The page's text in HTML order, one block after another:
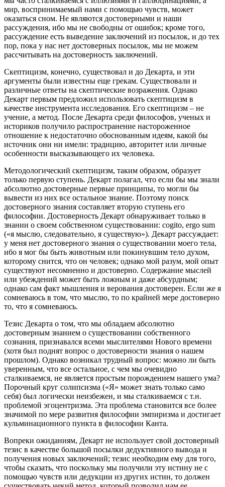
мир, воспринимаемый нами с помощью чувств, может
оказаться сном. Не являются достоверными и наши
рассуждения, ибо мы не свободны от ошибок; кроме того,
рассуждение есть выведение заключений из посылок, и до тех
пор, пока у нас нет достоверных посылок, мы не можем
рассчитывать на достоверность заключений.
Скептицизм, конечно, существовал и до Декарта, и эти
аргументы были известны еще грекам. Существовали и
различные ответы на скептические возражения. Однако
Декарт первым предложил использовать скептицизм в
качестве инструмента исследования. Его скептицизм – не
учение, а метод. После Декарта среди философов, ученых и
историков получило распространение настороженное
отношение к недостаточно обоснованным идеям, какой бы
источник они ни имели: традицию, авторитет или личные
особенности высказывающего их человека.
Методологический скептицизм, таким образом, образует
только первую ступень. Декарт полагал, что если бы мы знали
абсолютно достоверные первые принципы, то могли бы
вывести из них все остальное знание. Поэтому поиск
достоверного знания составляет вторую ступень его
философии. Достоверность Декарт обнаруживает только в
знании о своем собственном существовании: cogito, ergo sum
(«я мыслю, следовательно, я существую»). Декарт рассуждает:
у меня нет достоверного знания о существовании моего тела,
ибо я мог бы быть животным или покинувшим тело духом,
которому снится, что он человек; однако мой разум, мой опыт
существуют несомненно и достоверно. Содержание мыслей
или убеждений может быть ложным и даже абсурдным;
однако сам факт мышления и верования достоверен. Если же я
сомневаюсь в том, что мыслю, то по крайней мере достоверно
то, что я сомневаюсь.
Тезис Декарта о том, что мы обладаем абсолютно
достоверным знанием о существовании собственного
сознания, признавался всеми мыслителями Нового времени
(хотя был поднят вопрос о достоверности знания о нашем
прошлом). Однако возникал трудный вопрос: можно ли быть
уверенным, что все остальное, с чем мы очевидно
сталкиваемся, не является простым порождением нашего ума?
Порочный круг солипсизма («Я» может знать только само
себя) был логически неизбежен, и мы сталкиваемся с т.н.
проблемой эгоцентризма. Эта проблема становится все более
значимой по мере развития философии эмпиризма и достигает
кульминационного пункта в философии Канта.
Вопреки ожиданиям, Декарт не использует свой достоверный
тезис в качестве большой посылки дедуктивного вывода и
получения новых заключений; тезис необходим ему для того,
чтобы сказать, что поскольку мы получили эту истину не с
помощью чувств или дедукции из других истин, то должен